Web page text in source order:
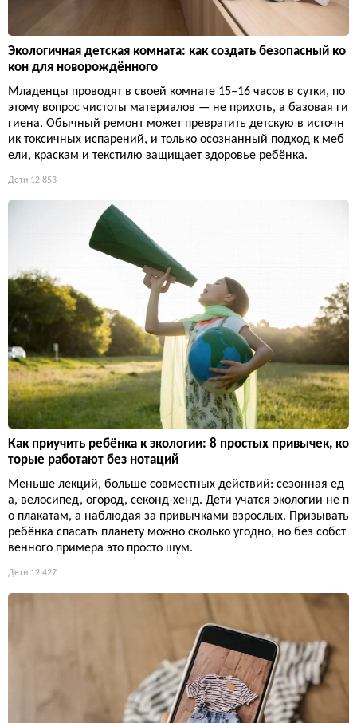
Экологичная детская комната: как создать безопасный ко
кон для новорождённого
Младенцы проводят в своей комнате 15–16 часов в сутки, по
этому вопрос чистоты материалов — не прихоть, а базовая ги
гиена. Обычный ремонт может превратить детскую в источн
ик токсичных испарений, и только осознанный подход к меб
ели, краскам и текстилю защищает здоровье ребёнка.
Дети 12 853
Как приучить ребёнка к экологии: 8 простых привычек, ко
торые работают без нотаций
Меньше лекций, больше совместных действий: сезонная ед
а, велосипед, огород, секонд-хенд. Дети учатся экологии не п
о плакатам, а наблюдая за привычками взрослых. Призывать
ребёнка спасать планету можно сколько угодно, но без собст
венного примера это просто шум.
Дети 12 427